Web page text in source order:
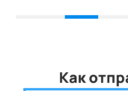
Как